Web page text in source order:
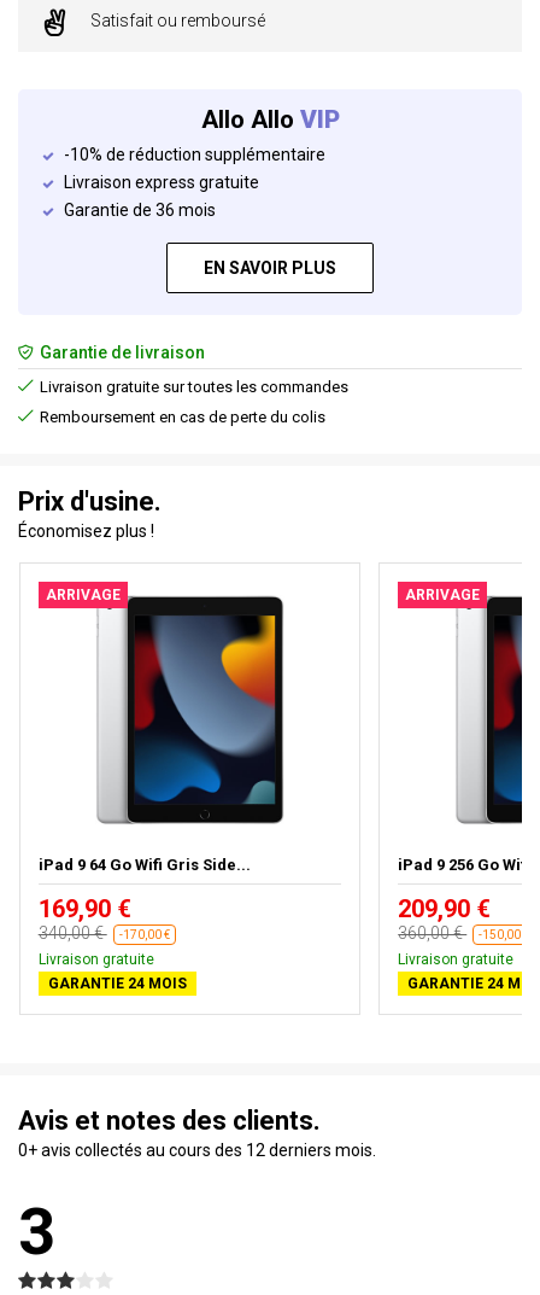
Satisfait ou remboursé
Allo Allo VIP
-10% de réduction supplémentaire
Livraison express gratuite
Garantie de 36 mois
EN SAVOIR PLUS
Garantie de livraison
Livraison gratuite sur toutes les commandes
Remboursement en cas de perte du colis
Prix d'usine.
Économisez plus !
ARRIVAGE
iPad 9 64 Go Wifi Gris Side...
169,90 €
340,00 € -170,00 €
Livraison gratuite
GARANTIE 24 MOIS
ARRIVAGE
iPad 9 256 Go Wifi
209,90 €
360,00 € -150,00 €
Livraison gratuite
GARANTIE 24
Avis et notes des clients.
0+ avis collectés au cours des 12 derniers mois.
3